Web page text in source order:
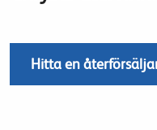
Hitta en